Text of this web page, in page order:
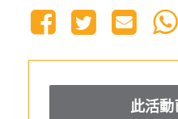
此活動